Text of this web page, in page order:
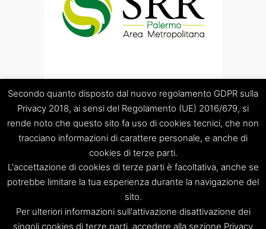
“Società Regolamentazione del servizio di gestione Rifiuti
“Palermo Area Metropolitana” S.C.p.A.
Sede legale: Palermo – Piazza Pretoria 1 – Sede amministrativa:
Palermo – Via Resuttana 360 – Capitale sociale: Euro
120.000,00
Secondo quanto disposto dal nuovo regolamento GDPR sulla
Privacy 2018, ai sensi del Regolamento (UE) 2016/679, si
rende noto che questo sito fa uso di cookies tecnici, che non
tracciano informazioni di carattere personale, e anche di
cookies di terze parti.
L'accettazione di cookies di terze parti è facoltativa, anche se
potrebbe limitare la tua esperienza durante la navigazione del
sito.
Per ulteriori informazioni sull'attivazione disattivazione dei
singoli cookies di terze parti, accedere alla sezione Privacy